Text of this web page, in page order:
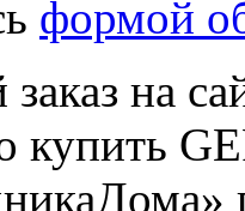
формой
на
купить